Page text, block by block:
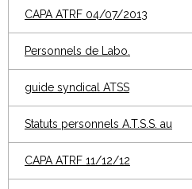
CAPA ATRF 04/07/2013
Personnels de Labo.
guide syndical ATSS
Statuts personnels A.T.S.S. au
CAPA ATRF 11/12/12